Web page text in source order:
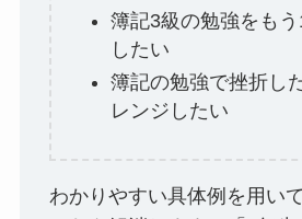
簿記3級の勉強をもう
したい
簿記の勉強で挫折し
レンジしたい
わかりやすい具体例を用い